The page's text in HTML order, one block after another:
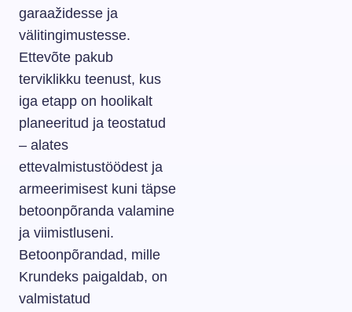
garaažidesse ja
välitingimustesse.
Ettevõte pakub
terviklikku teenust, kus
iga etapp on hoolikalt
planeeritud ja teostatud
– alates
ettevalmistustöödest ja
armeerimisest kuni täpse
betoonpõranda valamine
ja viimistluseni.
Betoonpõrandad, mille
Krundeks paigaldab, on
valmistatud